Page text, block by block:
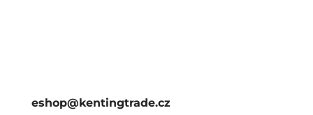
eshop@kentingtrade.cz